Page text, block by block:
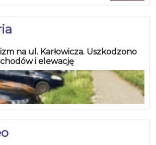
na ul. Karłowicza. Uszkodzono
i elewację